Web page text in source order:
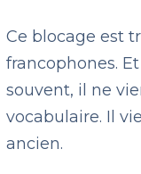
Ce blocage est
francophones.
souvent, il ne
vocabulaire. Il
ancien.